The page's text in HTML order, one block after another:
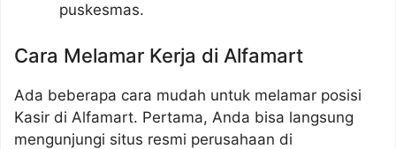
puskesmas.
Cara Melamar Kerja di Alfamart
Ada beberapa cara mudah untuk melamar posisi
Kasir di Alfamart. Pertama, Anda bisa langsung
mengunjungi situs resmi perusahaan di